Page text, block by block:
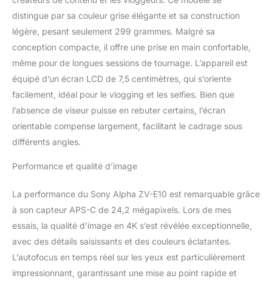
viendront compléter
votre kit avec le
SELP1650, explorez de
nouvelles façons de
changer le look de vos
contenus LA VIDEO 4K A
UN AUTRE NIVEAU : Le
grand capteur (24.3 MP
type APS-C) de cet
appareil vous permettra
4K (30p) et en FHD avec
belle qualité d'image
même en basse lumière
et un beau bokeh
METTEZ EN LUMIERE CE
QUI VOUS SEMBLE
IMPORTANT : Une mise
au point parfaite grâce
au système Autofocus
distingue par sa couleur grise élégante et sa construction
légère, pesant seulement 299 grammes. Malgré sa
conception compacte, il offre une prise en main confortable,
même pour de longues sessions de tournage. L’appareil est
équipé d’un écran LCD de 7,5 centimètres, qui s’oriente
facilement, idéal pour le vlogging et les selfies. Bien que
l’absence de viseur puisse en rebuter certains, l’écran
orientable compense largement, facilitant le cadrage sous
différents angles.
Performance et qualité d’image
La performance du Sony Alpha ZV-E10 est remarquable grâce
à son capteur APS-C de 24,2 mégapixels. Lors de mes
essais, la qualité d’image en 4K s’est révélée exceptionnelle,
avec des détails saisissants et des couleurs éclatantes.
L’autofocus en temps réel sur les yeux est particulièrement
impressionnant, garantissant une mise au point rapide et